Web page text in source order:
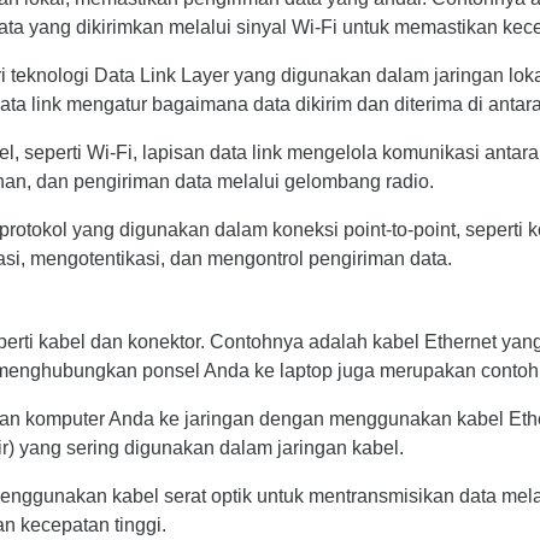
yang dikirimkan melalui sinyal Wi-Fi untuk memastikan
teknologi Data Link Layer yang digunakan dalam jaringan
link mengatur bagaimana data dikirim dan diterima di
seperti Wi-Fi, lapisan data link mengelola komunikasi
dan pengiriman data melalui gelombang radio.
yang digunakan dalam koneksi point-to-point, seperti
mengotentikasi, dan mengontrol pengiriman data.
kabel dan konektor. Contohnya adalah kabel Ethernet
ponsel Anda ke laptop juga merupakan
komputer Anda ke jaringan dengan menggunakan kabel
yang sering digunakan dalam jaringan kabel.
kabel serat optik untuk mentransmisikan data
kecepatan tinggi.